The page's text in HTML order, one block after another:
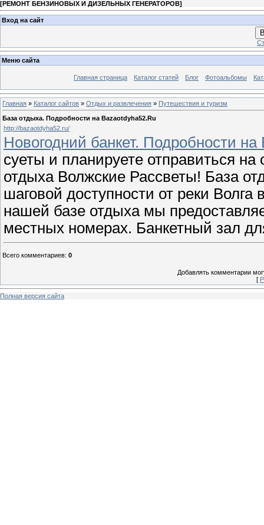
[РЕМОНТ БЕНЗИНОВЫХ И ДИЗЕЛЬНЫХ ГЕНЕРАТОРОВ]
Вход на сайт
Меню сайта
Главная страница Каталог статей Блог Фотоальбомы
Главная » Каталог сайтов » Отдых и развлечения » Путешествия и туризм
База отдыха. Подробности на Bazaotdyha52.Ru
http://bazaotdyha52.ru/
Новогодний банкет. Подробности
суеты и планируете отправиться
отдыха Волжские Рассветы! База
шаговой доступности от реки
нашей базе отдыха мы
местных номерах. Банкетный зал
Всего комментариев: 0
Добавлять комментарии
[
Полная версия сайта